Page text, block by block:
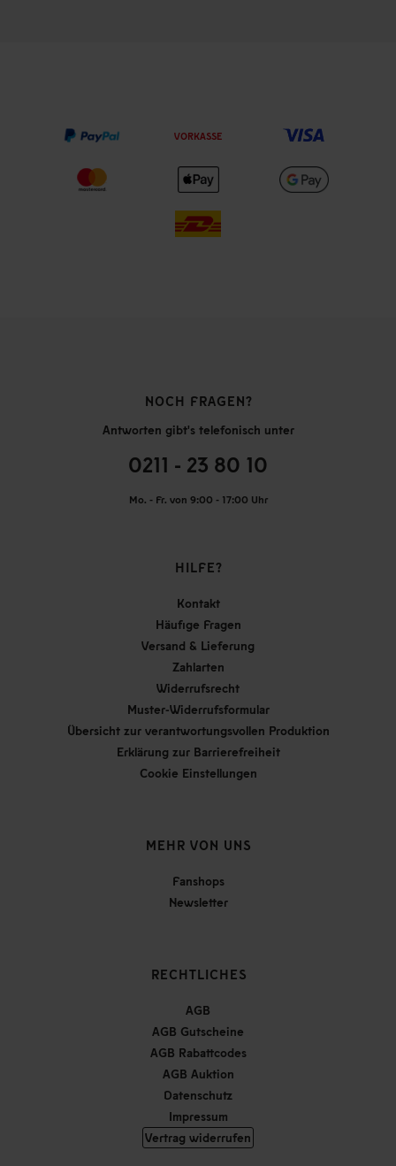
VORKASSE
NOCH FRAGEN?
Antworten gibt's telefonisch unter
0211 - 23 80 10
Mo. - Fr. von 9:00 - 17:00 Uhr
HILFE?
Kontakt
Häufige Fragen
Versand & Lieferung
Zahlarten
Widerrufsrecht
Muster-Widerrufsformular
Übersicht zur verantwortungsvollen Produktion
Erklärung zur Barrierefreiheit
Cookie Einstellungen
MEHR VON UNS
Fanshops
Newsletter
RECHTLICHES
AGB
AGB Gutscheine
AGB Rabattcodes
AGB Auktion
Datenschutz
Impressum
Vertrag widerrufen